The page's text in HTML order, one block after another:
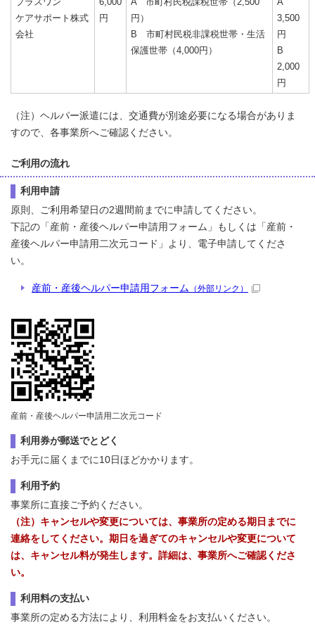
ケアサポート株式
会社
円
円）
B 市町村民税非課税世帯・生活
保護世帯（4,000円）
3,500
円
B
2,000
円
（注）ヘルパー派遣には、交通費が別途必要になる場合がありま
すので、各事業所へご確認ください。
ご利用の流れ
利用申請
原則、ご利用希望日の2週間前までに申請してください。
下記の「産前・産後ヘルパー申請用フォーム」もしくは「産前・
産後ヘルパー申請用二次元コード」より、電子申請してくださ
い。
産前・産後ヘルパー申請用フォーム （外部リンク）
産前・産後ヘルパー申請用二次元コード
利用券が郵送でとどく
お手元に届くまでに10日ほどかかります。
利用予約
事業所に直接ご予約ください。
（注）キャンセルや変更については、事業所の定める期日までに
連絡をしてください。期日を過ぎてのキャンセルや変更について
は、キャンセル料が発生します。詳細は、事業所へご確認くださ
い。
利用料の支払い
事業所の定める方法により、利用料金をお支払いください。